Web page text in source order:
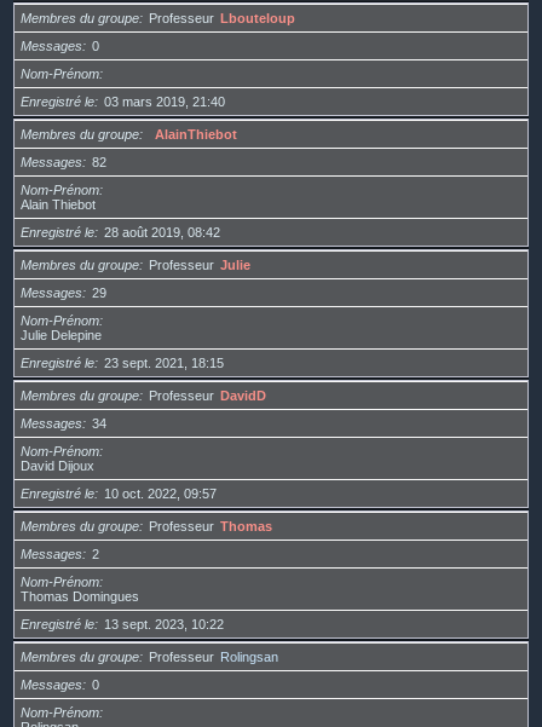
Membres du groupe Professeur Lbouteloup
Messages
0
Nom-Prénom
Enregistré le
03 mars 2019, 21:40
Membres du groupe
AlainThiebot
Messages
82
Nom-Prénom
Alain Thiebot
Enregistré le
28 août 2019, 08:42
Membres du groupe Professeur Julie
Messages
29
Nom-Prénom
Julie Delepine
Enregistré le
23 sept. 2021, 18:15
Membres du groupe Professeur DavidD
Messages
34
Nom-Prénom
David Dijoux
Enregistré le
10 oct. 2022, 09:57
Membres du groupe Professeur Thomas
Messages
2
Nom-Prénom
Thomas Domingues
Enregistré le
13 sept. 2023, 10:22
Membres du groupe Professeur Rolingsan
Messages
0
Nom-Prénom